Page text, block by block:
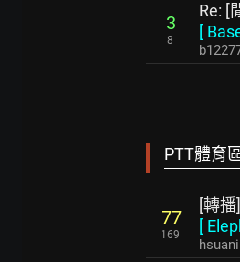
3
8
Re: [
[
PTT體育
77
169
[轉
[